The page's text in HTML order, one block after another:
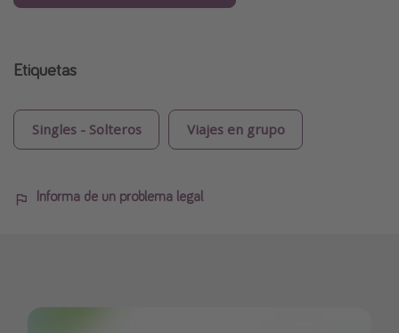
Etiquetas
Singles - Solteros Viajes en grupo
Informa de un problema legal